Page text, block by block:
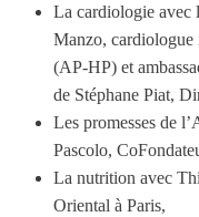
La cardiologie avec
Manzo, cardiologue
(AP-HP) et
de Stéphane Piat,
Les promesses de
Pascolo,
La nutrition avec
Oriental à Paris,